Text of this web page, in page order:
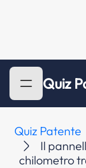
Quiz
Quiz Patente
Il
chilometro